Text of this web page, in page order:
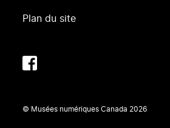
Plan du site
© Musées numériques Canada 2026